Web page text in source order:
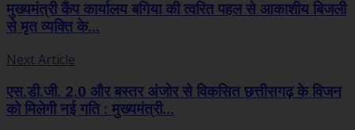
मुख्यमंत्री कैंप कार्यालय बगिया की त्वरित पहल से आकाशीय बिजली
से मृत व्यक्ति के...
Next Article
एस.डी.जी. 2.0 और बस्तर अंजोर से विकसित छत्तीसगढ़ के विजन
को मिलेगी नई गति : मुख्यमंत्री...